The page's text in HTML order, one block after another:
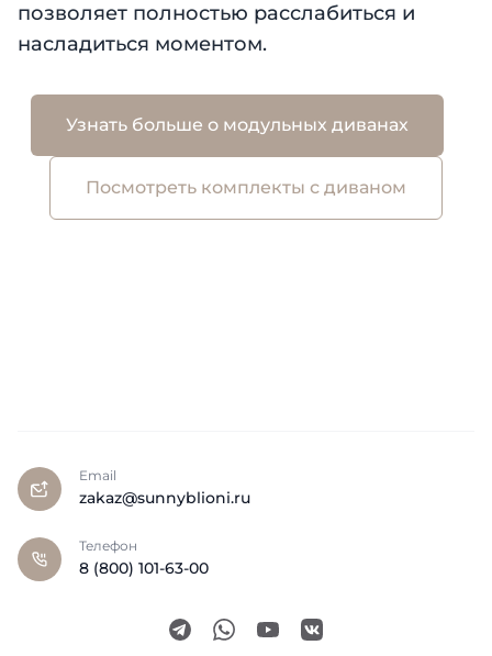
позволяет полностью расслабиться и
насладиться моментом.
Узнать больше о модульных диванах
Посмотреть комплекты с диваном
Email
zakaz@sunnyblioni.ru
Телефон
8 (800) 101-63-00